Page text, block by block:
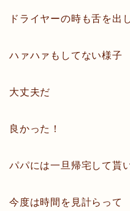
ドライヤーの時も舌を出
ハァハァもしてない様子
大丈夫だ
良かった！
パパには一旦帰宅して貰
今度は時間を見計らって